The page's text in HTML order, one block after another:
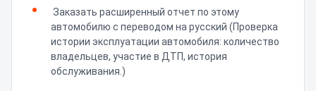
Заказать расширенный отчет по этому
автомобилю с переводом на русский (Проверка
истории эксплуатации автомобиля: количество
владельцев, участие в ДТП, история
обслуживания.)